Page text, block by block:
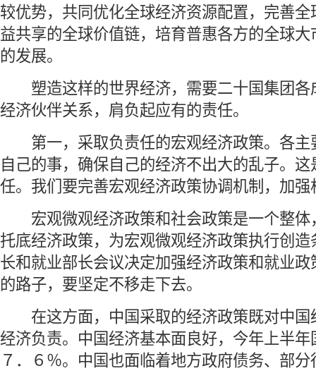
较优势，共同优化全球经济资源配置，完善
益共享的全球价值链，培育普惠各方的全球
的发展。
塑造这样的世界经济，需要二十国集团各
经济伙伴关系，肩负起应有的责任。
第一，采取负责任的宏观经济政策。各主
自己的事，确保自己的经济不出大的乱子。
任。我们要完善宏观经济政策协调机制，加
宏观微观经济政策和社会政策是一个整体
托底经济政策，为宏观微观经济政策执行创
长和就业部长会议决定加强经济政策和就业
的路子，要坚定不移走下去。
在这方面，中国采取的经济政策既对中国
经济负责。中国经济基本面良好，今年上半
７．６％。中国也面临着地方政府债务、部